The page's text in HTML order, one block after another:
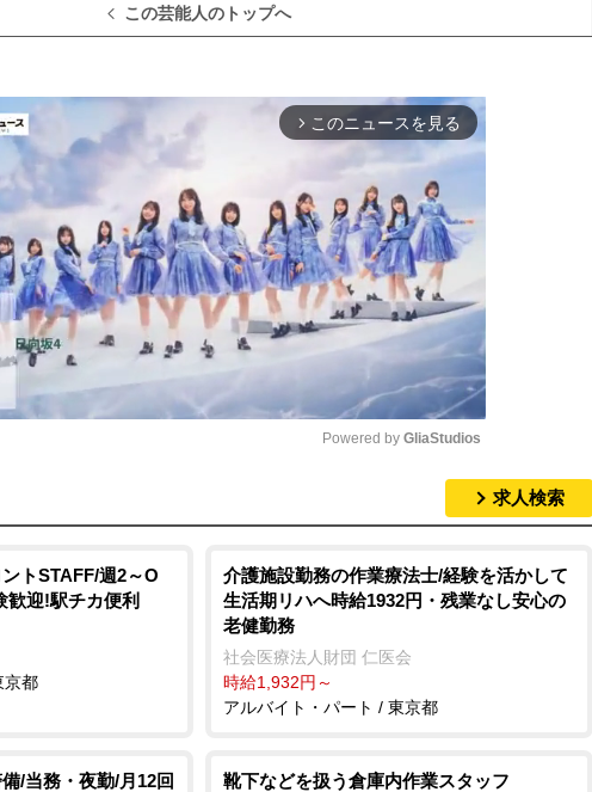
この芸能人のトップへ
arrow_forward_ios このニュースを見る
t
e
Powered by GliaStudios
求人検索
トSTAFF/週2～O
歓迎!駅チカ便利
京都
介護施設勤務の作業療法士/経験を活かして
生活期リハへ時給1932円・残業なし安心の
老健勤務
社会医療法人財団 仁医会
時給1,932円～
アルバイト・パート / 東京都
/当務・夜勤/月12回
靴下などを扱う倉庫内作業スタッフ